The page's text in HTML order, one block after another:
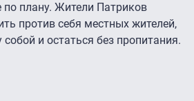
по плану. Жители Патриков
против себя местных жителей,
и остаться без пропитания.